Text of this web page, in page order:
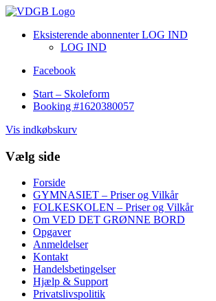
Eksisterende abonnenter LOG IND
LOG IND
Facebook
Start – Skoleform
Booking #1620380057
Vis indkøbskurv
Vælg side
Forside
GYMNASIET – Priser og Vilkår
FOLKESKOLEN – Priser og Vilkår
Om VED DET GRØNNE BORD
Opgaver
Anmeldelser
Kontakt
Handelsbetingelser
Hjælp & Support
Privatslivspolitik